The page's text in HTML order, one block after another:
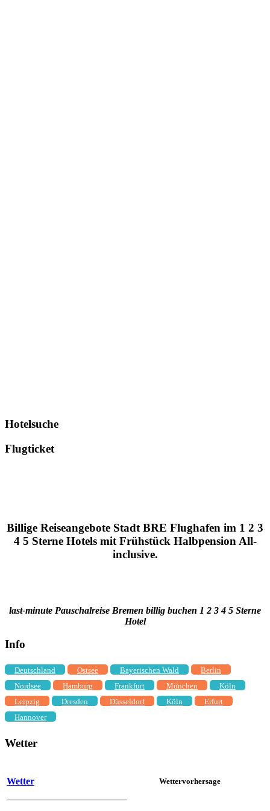
Hotelsuche
Flugticket
Billige Reiseangebote Stadt BRE Flughafen im 1 2 3
4 5 Sterne Hotels mit Frühstück Halbpension All-
inclusive.
last-minute Pauschalreise Bremen billig buchen 1 2 3 4 5 Sterne
Hotel
Info
Deutschland Ostsee Bayerischen Wald
Berlin
Nordsee
Hamburg Frankfurt München
Köln
Leipzig
Dresden Düsseldorf Köln
Erfurt
Hannover
Wetter
Wetter Wettervorhersage